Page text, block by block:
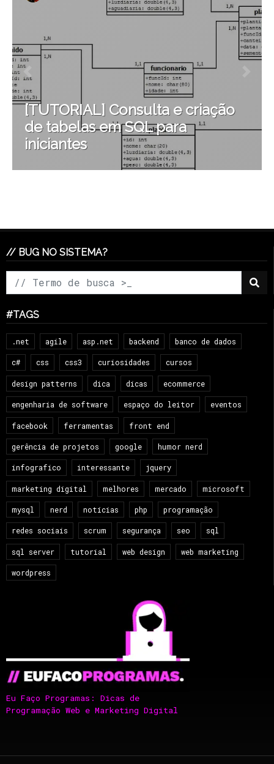
[TUTORIAL] Consulta e criação
de tabelas em SQL para
iniciantes
// BUG NO SISTEMA?
#TAGS
.net agile asp.net backend banco de dados
c# css css3 curiosidades cursos
design patterns dica dicas ecommerce
engenharia de software espaço do leitor eventos
facebook ferramentas front end
gerência de projetos google humor nerd
infografico interessante jquery
marketing digital melhores mercado microsoft
mysql nerd notícias php programação
redes sociais scrum segurança seo sql
sql server tutorial web design web marketing
wordpress
Eu Faço Programas: Dicas de
Programação Web e Marketing Digital